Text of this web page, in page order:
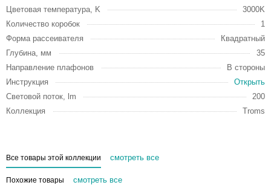
Цветовая температура, K
3000K
Количество коробок
1
Форма рассеивателя
Квадратный
Глубина, мм
35
Направление плафонов
В стороны
Инструкция
Открыть
Световой поток, lm
200
Коллекция
Troms
Все товары этой коллекции смотреть все
Похожие товары смотреть все